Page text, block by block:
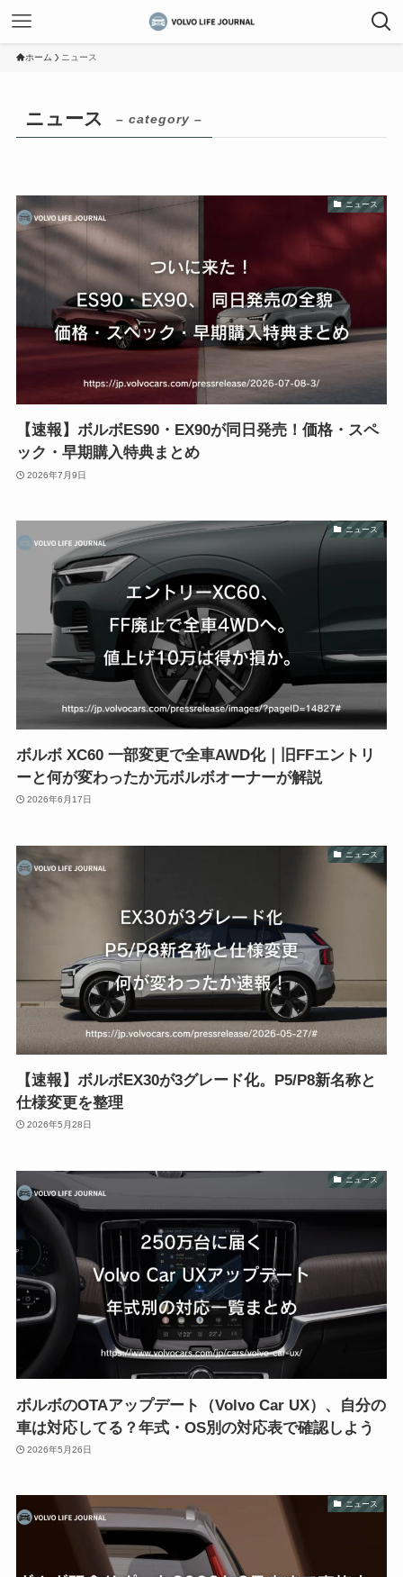
ホーム ニュース
ニュース – category –
ニュース
【速報】ボルボES90・EX90が同日発売！価格・スペ
ック・早期購入特典まとめ
2026年7月9日
ニュース
ボルボ XC60 一部変更で全車AWD化｜旧FFエントリ
ーと何が変わったか元ボルボオーナーが解説
2026年6月17日
ニュース
【速報】ボルボEX30が3グレード化。P5/P8新名称と
仕様変更を整理
2026年5月28日
ニュース
ボルボのOTAアップデート（Volvo Car UX）、自分の
車は対応してる？年式・OS別の対応表で確認しよう
2026年5月26日
ニュース